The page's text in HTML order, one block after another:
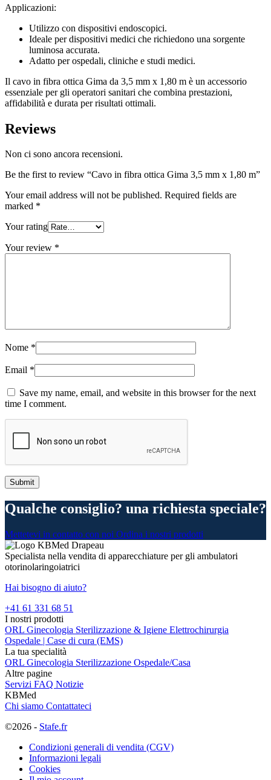
Applicazioni:
Utilizzo con dispositivi endoscopici.
Ideale per dispositivi medici che richiedono una sorgente
luminosa accurata.
Adatto per ospedali, cliniche e studi medici.
Il cavo in fibra ottica Gima da 3,5 mm x 1,80 m è un accessorio
essenziale per gli operatori sanitari che combina prestazioni,
affidabilità e durata per risultati ottimali.
Reviews
Non ci sono ancora recensioni.
Be the first to review “Cavo in fibra ottica Gima 3,5 mm x 1,80 m”
Your email address will not be published. Required fields are
marked *
Your rating
Your review *
Nome *
Email *
Save my name, email, and website in this browser for the next
time I comment.
Qualche consiglio? una richiesta speciale?
Mettetevi in contatto con noi Ordina i nostri prodotti
Specialista nella vendita di apparecchiature per gli ambulatori
otorinolaringoiatrici
Hai bisogno di aiuto?
+41 61 331 68 51
I nostri prodotti
ORL Ginecologia Sterilizzazione & Igiene Elettrochirurgia
Ospedale | Case di cura (EMS)
La tua specialità
ORL Ginecologia Sterilizzazione Ospedale/Casa
Altre pagine
Servizi FAQ Notizie
KBMed
Chi siamo Contattateci
©2026 - Stafe.fr
Condizioni generali di vendita (CGV)
Informazioni legali
Cookies